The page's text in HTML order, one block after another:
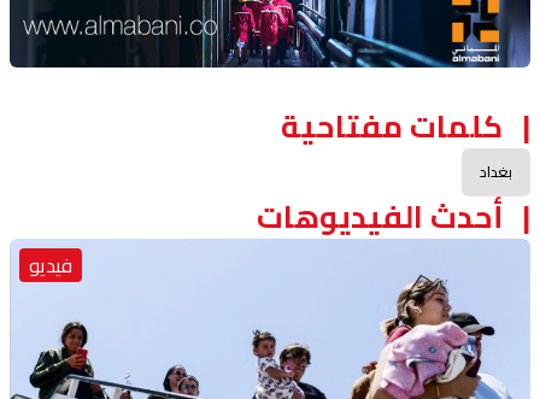
كلمات مفتاحية
بغداد
أحدث الفيديوهات
فيديو